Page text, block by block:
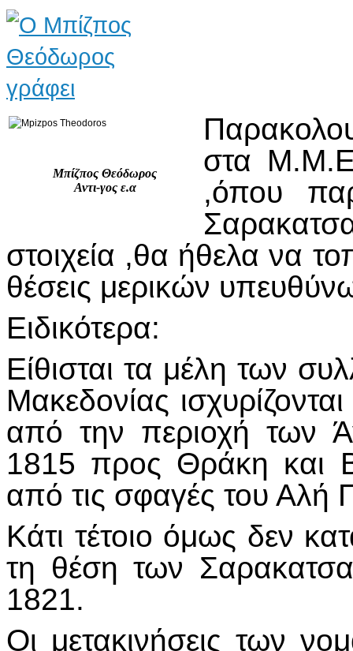
Μπίζπος Θεόδωρος
Αντι-γος ε.α
στα
,όπου
στοιχεία ,θα ήθελα να
θέσεις μερικών
Ειδικότερα:
Είθισται τα μέλη των
Μακεδονίας
από την περιοχή των
1815 προς Θράκη και
από τις σφαγές του Αλή
Κάτι τέτοιο όμως δεν
τη θέση των
1821.
Οι μετακινήσεις των